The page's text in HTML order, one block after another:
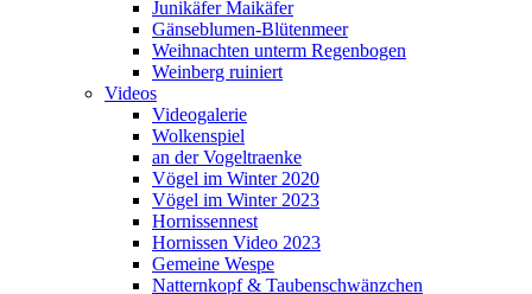
Junikäfer Maikäfer
Gänseblumen-Blütenmeer
Weihnachten unterm Regenbogen
Weinberg ruiniert
Videos
Videogalerie
Wolkenspiel
an der Vogeltraenke
Vögel im Winter 2020
Vögel im Winter 2023
Hornissennest
Hornissen Video 2023
Gemeine Wespe
Natternkopf & Taubenschwänzchen